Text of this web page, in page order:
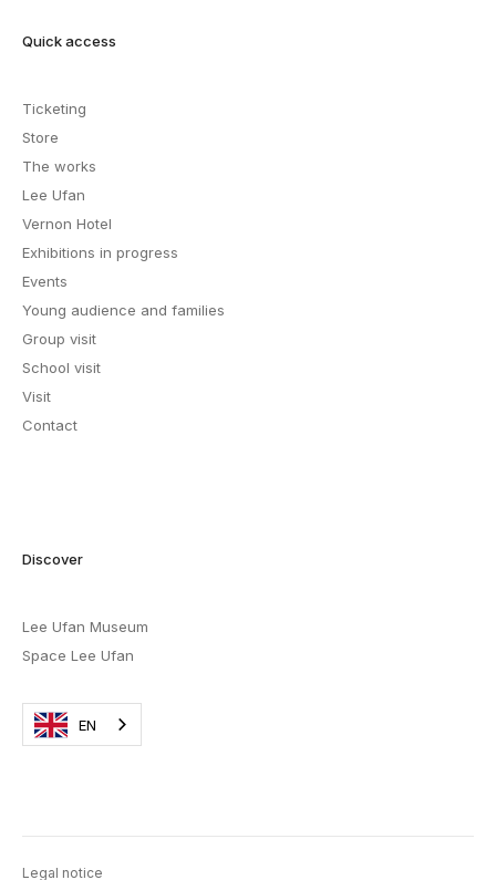
Quick access
Ticketing
Store
The works
Lee Ufan
Vernon Hotel
Exhibitions in progress
Events
Young audience and families
Group visit
School visit
Visit
Contact
Discover
Lee Ufan Museum
Space Lee Ufan
EN
Legal notice